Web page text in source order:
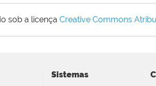
sob a licença Creative Commons
Sistemas